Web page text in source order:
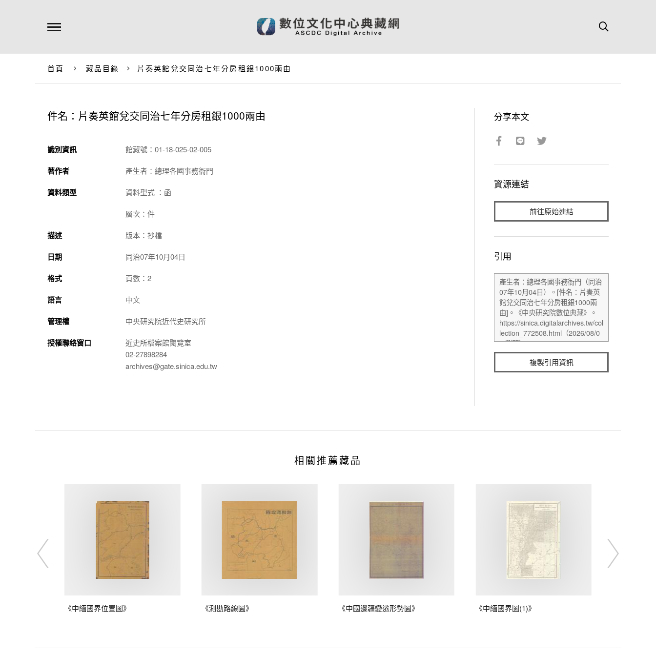
首頁 藏品目錄 片奏英館兌交同治七年分房租銀1000兩由
件名：片奏英館兌交同治七年分房租銀1000兩由
識別資訊 館藏號：01-18-025-02-005
著作者 產生者：總理各國事務衙門
資料類型 資料型式 ：函
層次：件
描述 版本：抄檔
日期 同治07年10月04日
格式 頁數：2
語言 中文
管理權 中央研究院近代史研究所
授權聯絡窗口
近史所檔案館閱覽室
02-27898284
archives@gate.sinica.edu.tw
分享本文
資源連結
前往原始連結
引用
複製引用資訊
相關推薦藏品
《中緬國界位置圖》 《測勘路線圖》 《中國邊疆變遷形勢圖》 《中緬國界圖(1)》